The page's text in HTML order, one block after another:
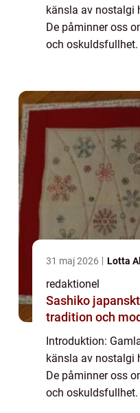
känsla av nostalgi
De påminner oss
och
31 maj 2026 Lotta
redaktionel
Sashiko japanskt broderi som förenar
tradition och
Introduktion:
känsla av nostalgi
De påminner oss
och